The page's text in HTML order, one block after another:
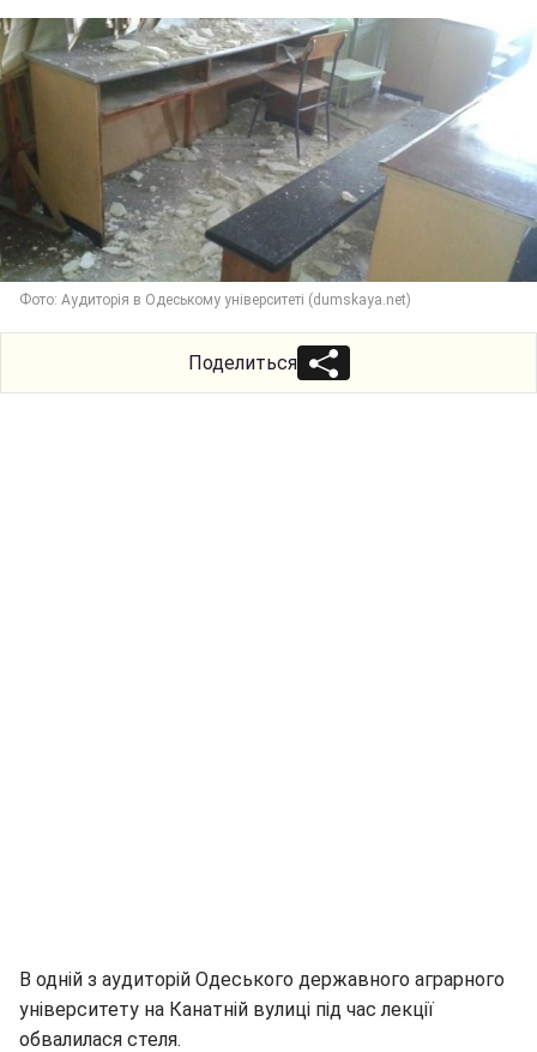
Фото: Аудиторія в Одеському університеті (dumskaya.net)
Поделиться
В одній з аудиторій Одеського державного аграрного
університету на Канатній вулиці під час лекції
обвалилася стеля.